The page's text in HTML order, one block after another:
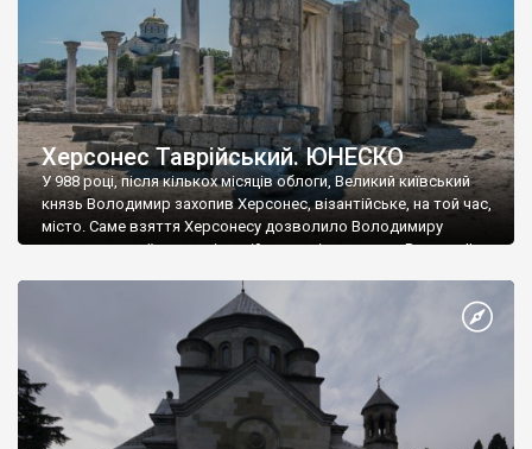
Херсонес Таврійський. ЮНЕСКО
У 988 році, після кількох місяців облоги, Великий київський
князь Володимир захопив Херсонес, візантійське, на той час,
місто. Саме взяття Херсонесу дозволило Володимиру
диктувати свої умови візантійському імператору Василю ІІ, та
Херсонесі Володимир-язичник, став Василем-християнином.
А потім було Хрещення Русі. На честь Херсонесу Таврійського